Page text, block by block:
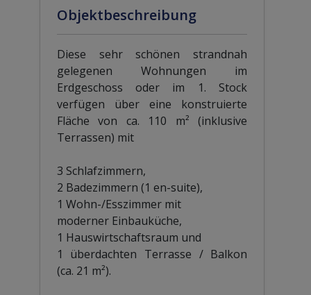
Objektbeschreibung
Diese sehr schönen strandnah
gelegenen Wohnungen im
Erdgeschoss oder im 1. Stock
verfügen über eine konstruierte
Fläche von ca. 110 m² (inklusive
Terrassen) mit
3 Schlafzimmern,
2 Badezimmern (1 en-suite),
1 Wohn-/Esszimmer mit
moderner Einbauküche,
1 Hauswirtschaftsraum und
1 überdachten Terrasse / Balkon
(ca. 21 m²).